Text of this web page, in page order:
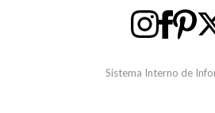
Sistema Interno de